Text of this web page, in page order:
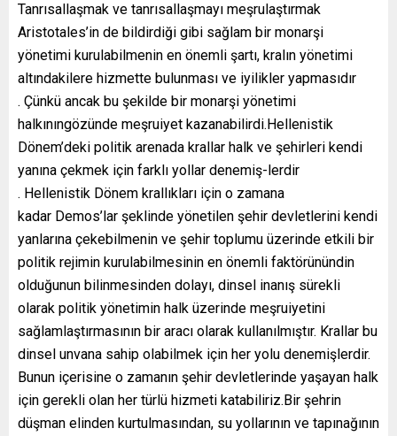
Tanrısallaşmak ve tanrısallaşmayı meşrulaştırmak
Aristotales’in de bildirdiği gibi sağlam bir monarşi
yönetimi kurulabilmenin en önemli şartı, kralın yönetimi
altındakilere hizmette bulunması ve iyilikler yapmasıdır
. Çünkü ancak bu şekilde bir monarşi yönetimi
halkınıngözünde meşruiyet kazanabilirdi.Hellenistik
Dönem’deki politik arenada krallar halk ve şehirleri kendi
yanına çekmek için farklı yollar denemiş-lerdir
. Hellenistik Dönem krallıkları için o zamana
kadar Demos’lar şeklinde yönetilen şehir devletlerini kendi
yanlarına çekebilmenin ve şehir toplumu üzerinde etkili bir
politik rejimin kurulabilmesinin en önemli faktörünündin
olduğunun bilinmesinden dolayı, dinsel inanış sürekli
olarak politik yönetimin halk üzerinde meşruiyetini
sağlamlaştırmasının bir aracı olarak kullanılmıştır. Krallar bu
dinsel unvana sahip olabilmek için her yolu denemişlerdir.
Bunun içerisine o zamanın şehir devletlerinde yaşayan halk
için gerekli olan her türlü hizmeti katabiliriz.Bir şehrin
düşman elinden kurtulmasından, su yollarının ve tapınağının